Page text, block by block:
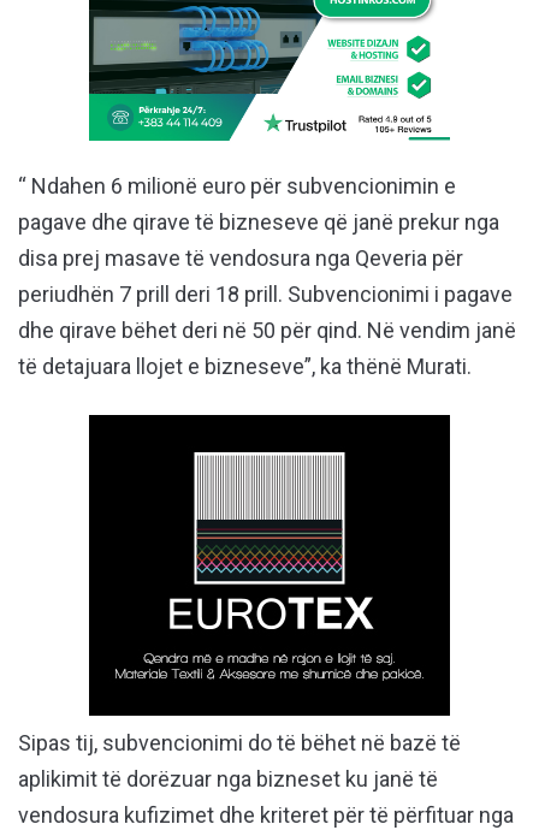
“ Ndahen 6 milionë euro për subvencionimin e
pagave dhe qirave të bizneseve që janë prekur nga
disa prej masave të vendosura nga Qeveria për
periudhën 7 prill deri 18 prill. Subvencionimi i pagave
dhe qirave bëhet deri në 50 për qind. Në vendim janë
të detajuara llojet e bizneseve”, ka thënë Murati.
Sipas tij, subvencionimi do të bëhet në bazë të
aplikimit të dorëzuar nga bizneset ku janë të
vendosura kufizimet dhe kriteret për të përfituar nga